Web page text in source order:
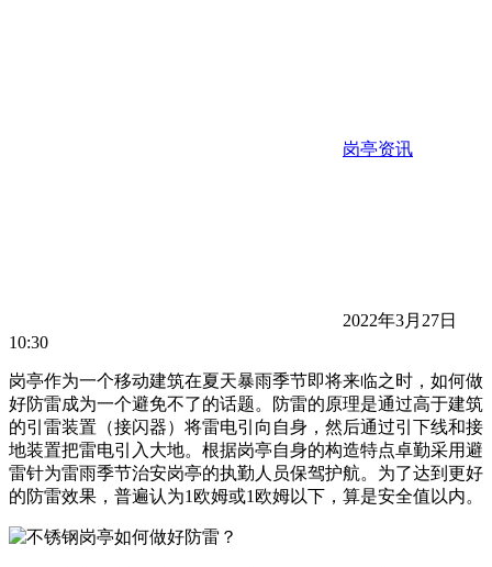
岗亭资讯
2022年3月27日
10:30
岗亭作为一个移动建筑在夏天暴雨季节即将来临之时，如何做
好防雷成为一个避免不了的话题。防雷的原理是通过高于建筑
的引雷装置（接闪器）将雷电引向自身，然后通过引下线和接
地装置把雷电引入大地。根据岗亭自身的构造特点卓勤采用避
雷针为雷雨季节治安岗亭的执勤人员保驾护航。为了达到更好
的防雷效果，普遍认为1欧姆或1欧姆以下，算是安全值以内。